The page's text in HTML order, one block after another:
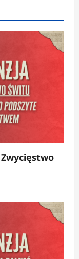
Zwycięstwo